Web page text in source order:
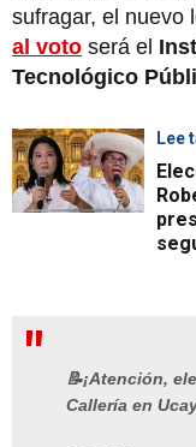
sufragar, el nuevo
al voto será el
Tecnológico
Lee
📝¡Atención,
Callería en